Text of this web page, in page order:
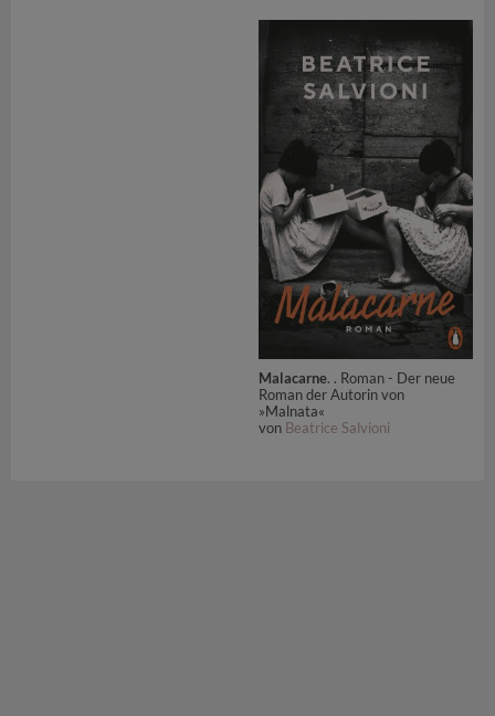
Malacarne. . Roman - Der neue
Roman der Autorin von
»Malnata«
von Beatrice Salvioni